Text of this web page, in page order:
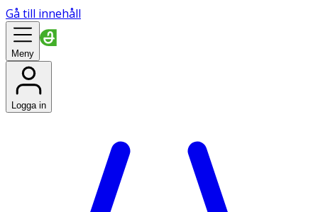
Gå till innehåll
Meny
Logga in